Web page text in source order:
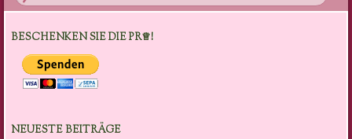
BESCHENKEN SIE DIE PR♕!
NEUESTE BEITRÄGE